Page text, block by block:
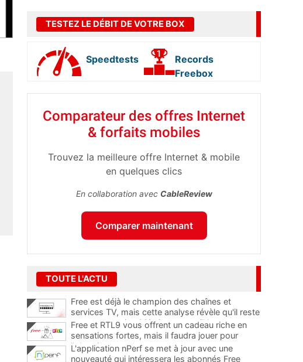
TESTEZ LE DÉBIT DE VOTRE BOX
Speedtests
Records
Freebox
Comparateur des offres Internet
& forfaits mobiles
Trouvez la meilleure offre Internet & mobile
en quelques clics
En collaboration avec CableReview
Comparer maintenant
TOUTE L'ACTU
Free est déjà le champion des chaînes et
services TV, mais cette analyse révèle qu'il reste
encore au moins 141 ajouts possibles
Free et RTL9 vous offrent un cadeau riche en
sensations fortes, mais il faudra jouer pour
l'obtenir
L'application nPerf se met à jour avec une
nouveauté qui intéressera les abonnés Free